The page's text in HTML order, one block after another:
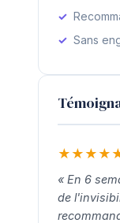
Sans
★ ★ ★ ★
« En 6
de